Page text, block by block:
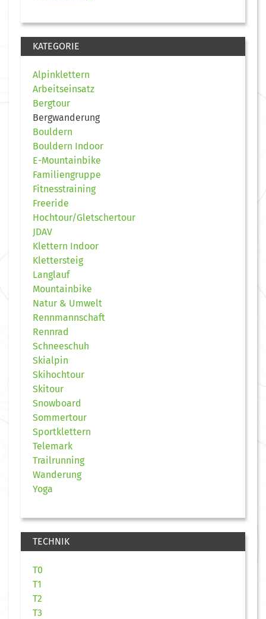
KATEGORIE
Alpinklettern
Arbeitseinsatz
Bergtour
Bergwanderung
Bouldern
Bouldern Indoor
E-Mountainbike
Familiengruppe
Fitnesstraining
Freeride
Hochtour/Gletschertour
JDAV
Klettern Indoor
Klettersteig
Langlauf
Mountainbike
Natur & Umwelt
Rennmannschaft
Rennrad
Schneeschuh
Skialpin
Skihochtour
Skitour
Snowboard
Sommertour
Sportklettern
Telemark
Trailrunning
Wanderung
Yoga
TECHNIK
T0
T1
T2
T3